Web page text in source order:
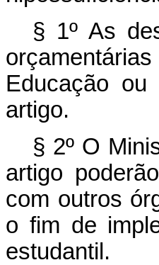
§ 1º As
Educação
artigo.
§ 2º O
artigo
com outros
o fim de
estudantil.